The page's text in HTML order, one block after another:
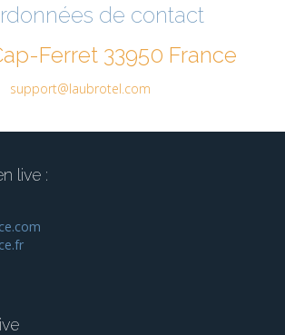
de contact
Ferret 33950 France
support@laubrotel.com
live :